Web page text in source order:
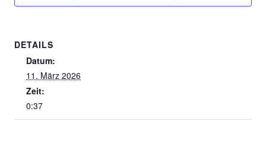
DETAILS
Datum:
11. März 2026
Zeit:
0:37